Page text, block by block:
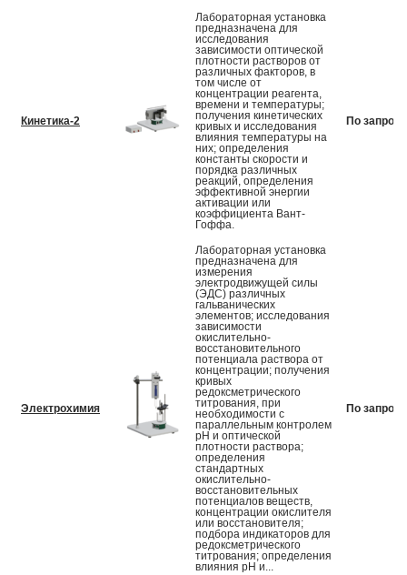
Кинетика-2
Лабораторная установка
предназначена для
исследования
зависимости оптической
плотности растворов от
различных факторов, в
том числе от
концентрации реагента,
времени и температуры;
получения кинетических
кривых и исследования
влияния температуры на
них; определения
константы скорости и
порядка различных
реакций, определения
эффективной энергии
активации или
коэффициента Вант-
Гоффа.
По запросу
Электрохимия
Лабораторная установка
предназначена для
измерения
электродвижущей силы
(ЭДС) различных
гальванических
элементов; исследования
зависимости
окислительно-
восстановительного
потенциала раствора от
концентрации; получения
кривых
редоксметрического
титрования, при
необходимости с
параллельным контролем
рН и оптической
плотности раствора;
определения
стандартных
окислительно-
восстановительных
потенциалов веществ,
концентрации окислителя
или восстановителя;
подбора индикаторов для
редоксметрического
титрования; определения
влияния рН и...
По запросу